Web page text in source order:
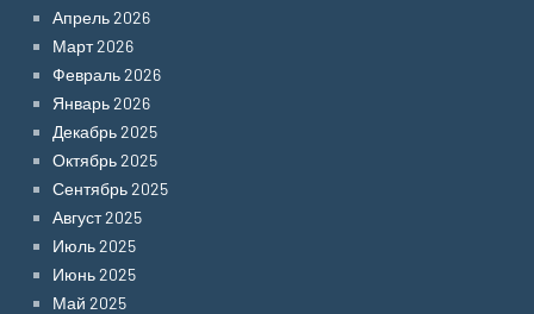
Апрель 2026
Март 2026
Февраль 2026
Январь 2026
Декабрь 2025
Октябрь 2025
Сентябрь 2025
Август 2025
Июль 2025
Июнь 2025
Май 2025